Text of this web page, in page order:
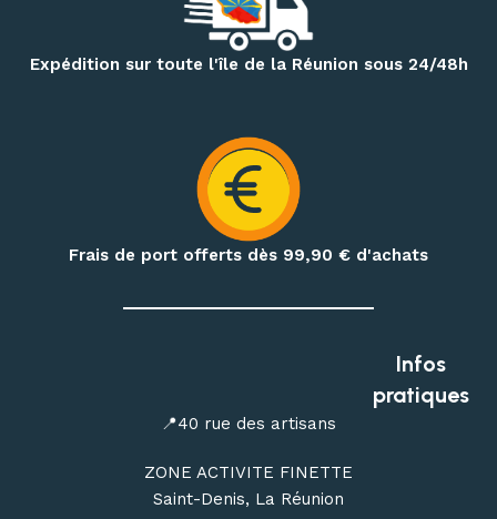
votre pied.
Pour vos randonnées à Mafate, Cilaos, Salazie, au volcan ou
d’hydratation et produits de nutrition outdoor
Préparez également vos treks et nuits en pleine nature
avec notre matériel de bivouac :réchauds, cartouches de
gaz à visser, popotes, couverts, hamacs, moustiquaires,
livraison de votre matériel d’escalade, de canyoning, de
randonnée et de bivouac partout à La Réunion.
Expédition sur toute l'île de la Réunion sous 24/48h
Frais de port offerts dès 99,90 € d'achats
Infos
pratiques
📍40 rue des artisans
ZONE ACTIVITE FINETTE
Saint-Denis, La Réunion